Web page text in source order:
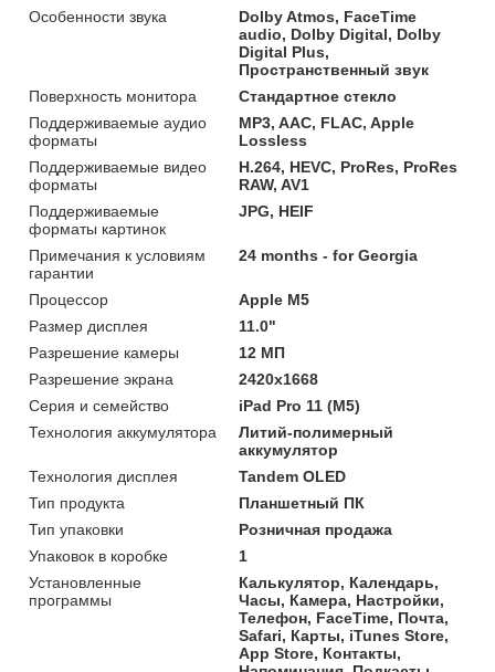
Особенности звука
Dolby Atmos, FaceTime
audio, Dolby Digital, Dolby
Digital Plus,
Пространственный звук
Поверхность монитора
Стандартное стекло
Поддерживаемые аудио
форматы
MP3, AAC, FLAC, Apple
Lossless
Поддерживаемые видео
форматы
H.264, HEVC, ProRes, ProRes
RAW, AV1
Поддерживаемые
форматы картинок
JPG, HEIF
Примечания к условиям
гарантии
24 months - for Georgia
Процессор
Apple M5
Размер дисплея
11.0"
Разрешение камеры
12 МП
Разрешение экрана
2420x1668
Серия и семейство
iPad Pro 11 (M5)
Технология аккумулятора
Литий-полимерный
аккумулятор
Технология дисплея
Tandem OLED
Тип продукта
Планшетный ПК
Тип упаковки
Розничная продажа
Упаковок в коробке
1
Установленные
программы
Калькулятор, Календарь,
Часы, Камера, Настройки,
Телефон, FaceTime, Почта,
Safari, Карты, iTunes Store,
App Store, Контакты,